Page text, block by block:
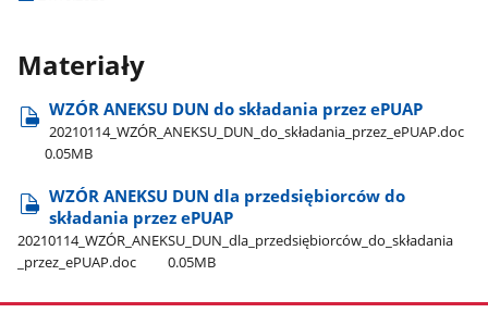
Materiały
WZÓR ANEKSU DUN do składania przez ePUAP
20210114​_WZÓR​_ANEKSU​_DUN​_do​_składania​_przez​_ePUAP.doc
0.05MB
WZÓR ANEKSU DUN dla przedsiębiorców do
składania przez ePUAP
20210114​_WZÓR​_ANEKSU​_DUN​_dla​_przedsiębiorców​_do​_składania​
_przez​_ePUAP.doc
0.05MB